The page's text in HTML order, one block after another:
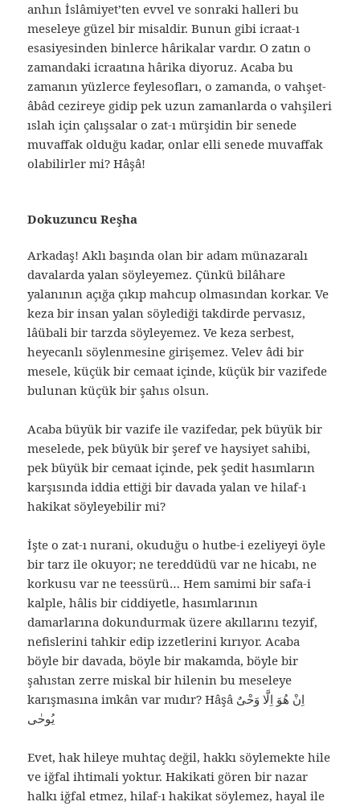
anhın İslâmiyet’ten evvel ve sonraki halleri bu
meseleye güzel bir misaldir. Bunun gibi icraat-ı
esasiyesinden binlerce hârikalar vardır. O zatın o
zamandaki icraatına hârika diyoruz. Acaba bu
zamanın yüzlerce feylesofları, o zamanda, o vahşet-
âbâd cezireye gidip pek uzun zamanlarda o vahşileri
ıslah için çalışsalar o zat-ı mürşidin bir senede
muvaffak olduğu kadar, onlar elli senede muvaffak
olabilirler mi? Hâşâ!
Dokuzuncu Reşha
Arkadaş! Aklı başında olan bir adam münazaralı
davalarda yalan söyleyemez. Çünkü bilâhare
yalanının açığa çıkıp mahcup olmasından korkar. Ve
keza bir insan yalan söylediği takdirde pervasız,
lâübali bir tarzda söyleyemez. Ve keza serbest,
heyecanlı söylenmesine girişemez. Velev âdi bir
mesele, küçük bir cemaat içinde, küçük bir vazifede
bulunan küçük bir şahıs olsun.
Acaba büyük bir vazife ile vazifedar, pek büyük bir
meselede, pek büyük bir şeref ve haysiyet sahibi,
pek büyük bir cemaat içinde, pek şedit hasımların
karşısında iddia ettiği bir davada yalan ve hilaf-ı
hakikat söyleyebilir mi?
İşte o zat-ı nurani, okuduğu o hutbe-i ezeliyeyi öyle
bir tarz ile okuyor; ne tereddüdü var ne hicabı, ne
korkusu var ne teessürü… Hem samimi bir safa-i
kalple, hâlis bir ciddiyetle, hasımlarının
damarlarına dokundurmak üzere akıllarını tezyif,
nefislerini tahkir edip izzetlerini kırıyor. Acaba
böyle bir davada, böyle bir makamda, böyle bir
şahıstan zerre miskal bir hilenin bu meseleye
karışmasına imkân var mıdır? Hâşâ اِنْ هُوَ اِلَّا وَحْىٌ
يُوحٰى
Evet, hak hileye muhtaç değil, hakkı söylemekte hile
ve iğfal ihtimali yoktur. Hakikati gören bir nazar
halkı iğfal etmez, hilaf-ı hakikat söylemez, hayal ile